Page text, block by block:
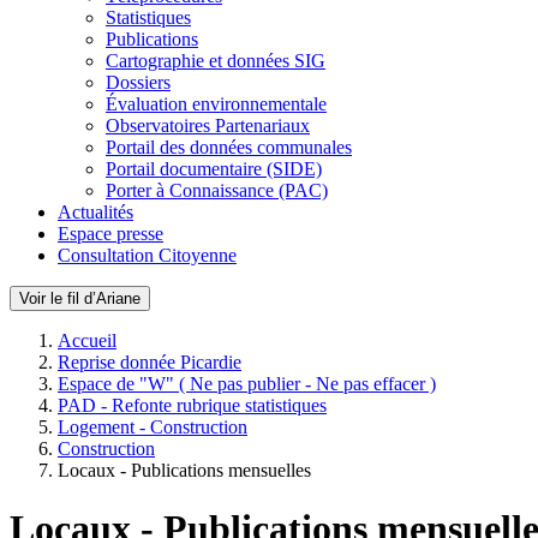
Statistiques
Publications
Cartographie et données SIG
Dossiers
Évaluation environnementale
Observatoires Partenariaux
Portail des données communales
Portail documentaire (SIDE)
Porter à Connaissance (PAC)
Actualités
Espace presse
Consultation Citoyenne
Voir le fil d’Ariane
Accueil
Reprise donnée Picardie
Espace de "W" ( Ne pas publier - Ne pas effacer )
PAD - Refonte rubrique statistiques
Logement - Construction
Construction
Locaux - Publications mensuelles
Locaux - Publications